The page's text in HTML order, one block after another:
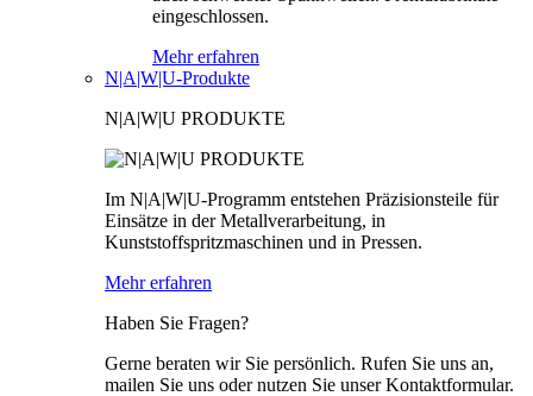
eingeschlossen.
Mehr erfahren
N|A|W|U-Produkte
N|A|W|U PRODUKTE
Im N|A|W|U-Programm entstehen Präzisionsteile für
Einsätze in der Metallverarbeitung, in
Kunststoffspritzmaschinen und in Pressen.
Mehr erfahren
Haben Sie Fragen?
Gerne beraten wir Sie persönlich. Rufen Sie uns an,
mailen Sie uns oder nutzen Sie unser Kontaktformular.